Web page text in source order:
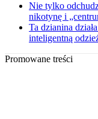
Nie tylko
nikotynę i
Ta dzianina
inteligentną
Promowane treści